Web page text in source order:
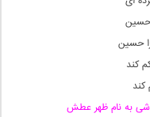
حسین
حسین
کند
به نام ظهر عطش